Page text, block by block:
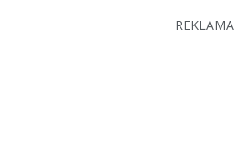
REKLAMA